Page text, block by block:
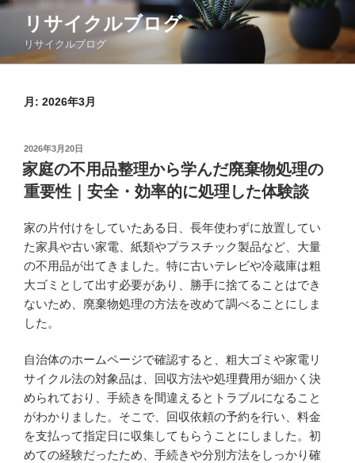
コ
ン
リサイクルブログ
リサイクルブログ
月: 2026年3月
投
稿
日:
2026年3月20日
家庭の不用品整理から学んだ廃棄物処理の
重要性｜安全・効率的に処理した体験談
家の片付けをしていたある日、長年使わずに放置してい
た家具や古い家電、紙類やプラスチック製品など、大量
の不用品が出てきました。特に古いテレビや冷蔵庫は粗
大ゴミとして出す必要があり、勝手に捨てることはでき
ないため、廃棄物処理の方法を改めて調べることにしま
した。
自治体のホームページで確認すると、粗大ゴミや家電リ
サイクル法の対象品は、回収方法や処理費用が細かく決
められており、手続きを間違えるとトラブルになること
がわかりました。そこで、回収依頼の予約を行い、料金
を支払って指定日に収集してもらうことにしました。初
めての経験だったため、手続きや分別方法をしっかり確